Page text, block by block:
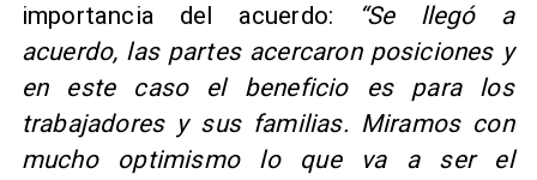
importancia del acuerdo:
“Se llegó a
acuerdo, las partes acercaron posiciones y
en este caso el beneficio es para los
trabajadores y sus familias. Miramos con
mucho optimismo lo que va a ser el